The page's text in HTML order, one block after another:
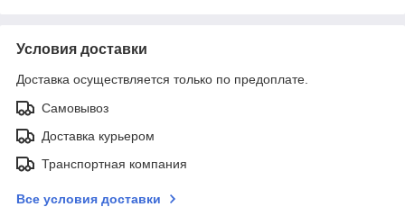
Условия доставки
Доставка осуществляется только по предоплате.
Самовывоз
Доставка курьером
Транспортная компания
Все условия доставки